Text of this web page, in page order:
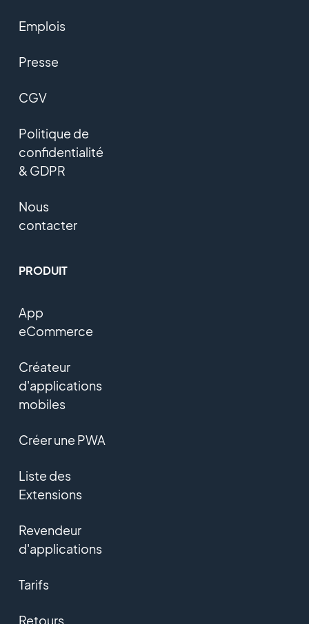
Emplois
Presse
CGV
Politique de
confidentialité
& GDPR
Nous
contacter
PRODUIT
App
eCommerce
Créateur
d'applications
mobiles
Créer une PWA
Liste des
Extensions
Revendeur
d'applications
Tarifs
Retours